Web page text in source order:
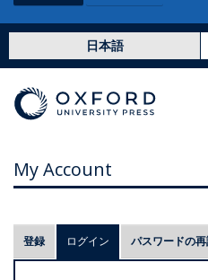
日本語
My Account
プ
ラ
登録 ログイン (アクティブなタブ)
パスワードの